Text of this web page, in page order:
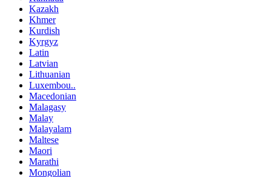
Kazakh
Khmer
Kurdish
Kyrgyz
Latin
Latvian
Lithuanian
Luxembou..
Macedonian
Malagasy
Malay
Malayalam
Maltese
Maori
Marathi
Mongolian